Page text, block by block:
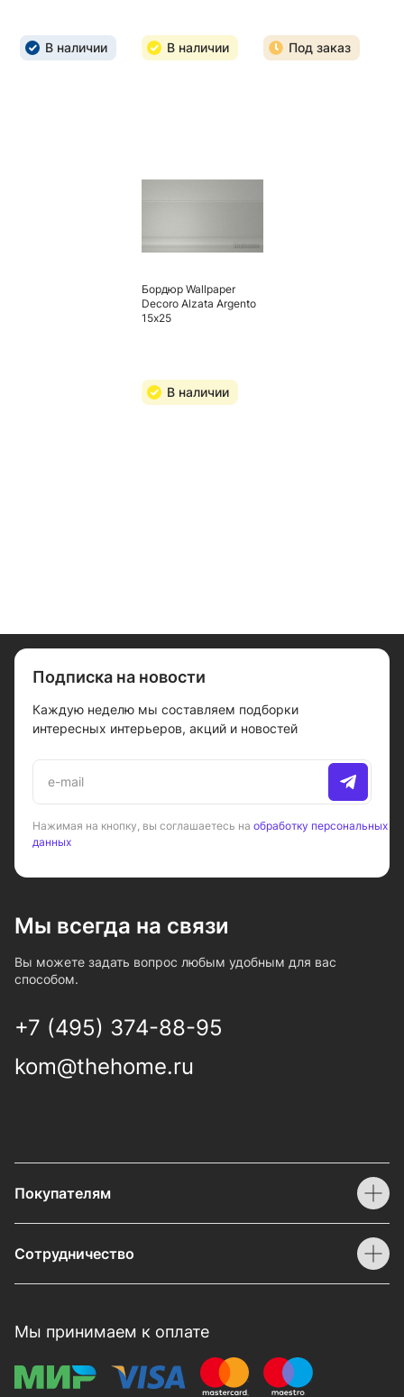
В наличии В наличии Под заказ
Бордюр Wallpaper
Decoro Alzata Argento
15х25
В наличии
Подписка на новости
Каждую неделю мы составляем подборки
интересных интерьеров, акций и новостей
Нажимая на кнопку, вы соглашаетесь на обработку персональных
данных
Мы всегда на связи
Вы можете задать вопрос любым удобным для вас
способом.
+7 (495) 374-88-95
kom@thehome.ru
Покупателям
Сотрудничество
Мы принимаем к оплате